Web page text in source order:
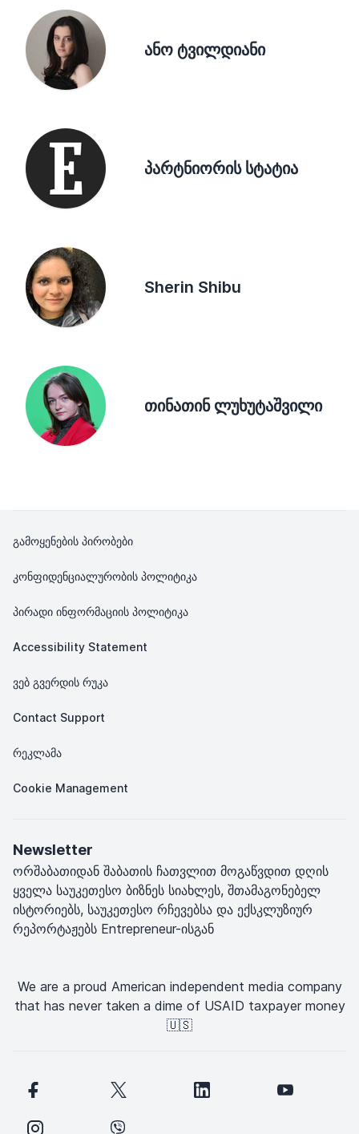
ანო ტვილდიანი
პარტნიორის სტატია
Sherin Shibu
თინათინ ლუხუტაშვილი
გამოყენების პირობები
კონფიდენციალურობის პოლიტიკა
პირადი ინფორმაციის პოლიტიკა
Accessibility Statement
ვებ გვერდის რუკა
Contact Support
რეკლამა
Cookie Management
Newsletter
ორშაბათიდან შაბათის ჩათვლით მოგაწვდით დღის
ყველა საუკეთესო ბიზნეს სიახლეს, შთამაგონებელ
ისტორიებს, საუკეთესო რჩევებსა და ექსკლუზიურ
რეპორტაჟებს Entrepreneur-ისგან
We are a proud American independent media company
that has never taken a dime of USAID taxpayer money
🇺🇸